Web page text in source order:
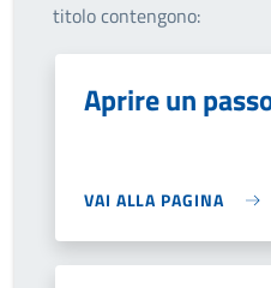
titolo contengono:
Aprire un
VAI ALLA PAGINA